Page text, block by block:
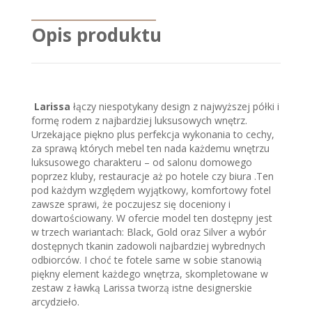
Opis produktu
Larissa łączy niespotykany design z najwyższej półki i
formę rodem z najbardziej luksusowych wnętrz.
Urzekające piękno plus perfekcja wykonania to cechy,
za sprawą których mebel ten nada każdemu wnętrzu
luksusowego charakteru – od salonu domowego
poprzez kluby, restauracje aż po hotele czy biura .Ten
pod każdym względem wyjątkowy, komfortowy fotel
zawsze sprawi, że poczujesz się doceniony i
dowartościowany. W ofercie model ten dostępny jest
w trzech wariantach: Black, Gold oraz Silver a wybór
dostępnych tkanin zadowoli najbardziej wybrednych
odbiorców. I choć te fotele same w sobie stanowią
piękny element każdego wnętrza, skompletowane w
zestaw z ławką Larissa tworzą istne designerskie
arcydzieło.